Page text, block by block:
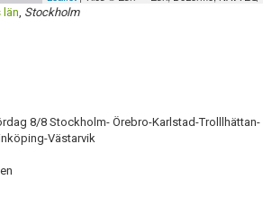
län, Stockholm
8/8 Stockholm- Örebro-Karlstad-Trolllhättan-
Västarvik
Aktivera annons
Redigera annons